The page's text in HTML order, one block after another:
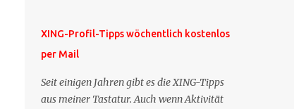
XING-Profil-Tipps wöchentlich kostenlos
per Mail
Seit einigen Jahren gibt es die XING-Tipps
aus meiner Tastatur. Auch wenn Aktivität